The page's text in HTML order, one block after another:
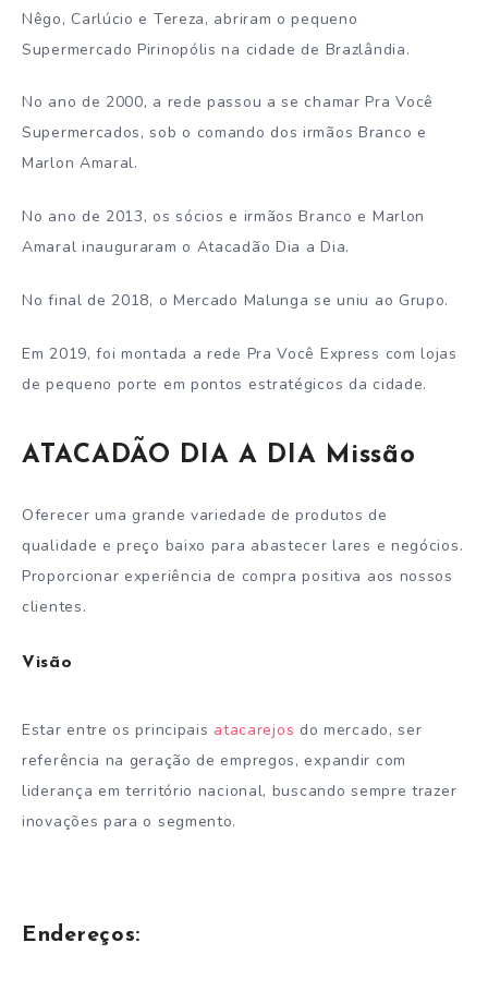
Nêgo, Carlúcio e Tereza, abriram o pequeno
Supermercado Pirinopólis na cidade de Brazlândia.
No ano de 2000, a rede passou a se chamar Pra Você
Supermercados, sob o comando dos irmãos Branco e
Marlon Amaral.
No ano de 2013, os sócios e irmãos Branco e Marlon
Amaral inauguraram o Atacadão Dia a Dia.
No final de 2018, o Mercado Malunga se uniu ao Grupo.
Em 2019, foi montada a rede Pra Você Express com lojas
de pequeno porte em pontos estratégicos da cidade.
ATACADÃO DIA A DIA Missão
Oferecer uma grande variedade de produtos de
qualidade e preço baixo para abastecer lares e negócios.
Proporcionar experiência de compra positiva aos nossos
clientes.
Visão
Estar entre os principais atacarejos do mercado, ser
referência na geração de empregos, expandir com
liderança em território nacional, buscando sempre trazer
inovações para o segmento.
Endereços: